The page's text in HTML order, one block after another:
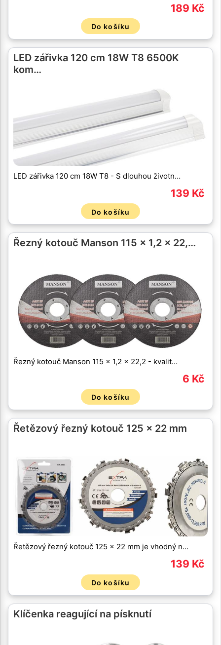
189 Kč
Do košíku
LED zářivka 120 cm 18W T8 6500K
kom…
LED zářivka 120 cm 18W T8 - S dlouhou životn…
139 Kč
Do košíku
Řezný kotouč Manson 115 x 1,2 x 22,…
Řezný kotouč Manson 115 x 1,2 x 22,2 - kvalit…
6 Kč
Do košíku
Řetězový řezný kotouč 125 x 22 mm
Řetězový řezný kotouč 125 x 22 mm je vhodný n…
139 Kč
Do košíku
Klíčenka reagující na písknutí